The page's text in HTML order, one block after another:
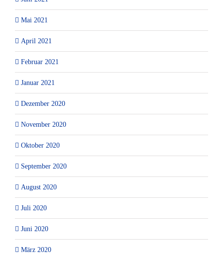
Mai 2021
April 2021
Februar 2021
Januar 2021
Dezember 2020
November 2020
Oktober 2020
September 2020
August 2020
Juli 2020
Juni 2020
März 2020